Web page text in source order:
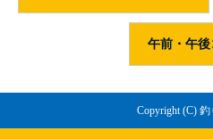
午前・午後
Copyright (C)